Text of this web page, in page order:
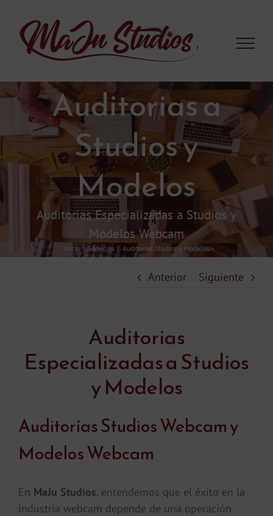
contenido
Auditorias a
Studios y
Modelos
Auditorias Especializadas a Studios y
Modelos Webcam
Inicio Servicios Auditorias Studios y Modelos
Anterior Siguiente
Auditorias
Especializadas a Studios
y Modelos
Auditorías Studios Webcam y
Modelos Webcam
En MaJu Studios, entendemos que el éxito en la
industria webcam depende de una operación